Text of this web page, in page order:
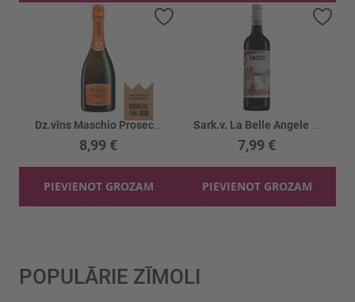
8,99 €
PIEVIENOT GROZAM
7,99 €
PIEVIENOT GROZAM
POPULĀRIE ZĪMOLI